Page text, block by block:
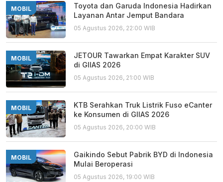
MOBIL
Toyota dan Garuda Indonesia Hadirkan
Layanan Antar Jemput Bandara
05 Agustus 2026, 22:00 WIB
MOBIL
JETOUR Tawarkan Empat Karakter SUV
di GIIAS 2026
05 Agustus 2026, 21:00 WIB
MOBIL
KTB Serahkan Truk Listrik Fuso eCanter
ke Konsumen di GIIAS 2026
05 Agustus 2026, 20:00 WIB
MOBIL
Gaikindo Sebut Pabrik BYD di Indonesia
Mulai Beroperasi
05 Agustus 2026, 19:00 WIB